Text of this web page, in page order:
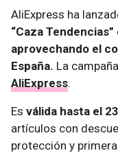
AliExpress ha
“Caza
aprovechando el
España. La
AliExpress.
Es válida hasta el
artículos con
protección y